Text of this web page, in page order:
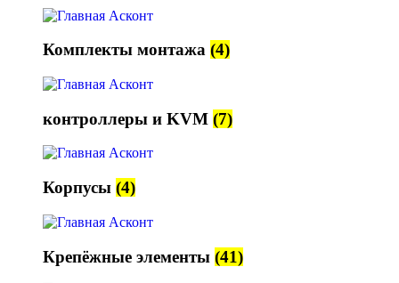
Комплекты монтажа (4)
контроллеры и KVM (7)
Корпусы (4)
Крепёжные элементы (41)